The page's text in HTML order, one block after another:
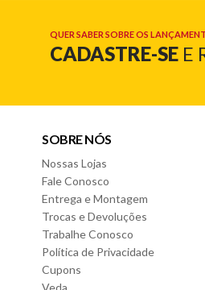
Informações Técnicas da
- Modelo: Elisa
- Material: 100% MDP
- Capacidade: 120kg (cada)
Cor da Mesa:
- Branco
Cor da Cadeira:
- Vermelho/Preto
Características da Mesa:
- Tampo de 25mm
QUER SABER SOBRE OS
CADASTRE-SE E
SOBRE NÓS
Nossas Lojas
Fale Conosco
Entrega e Montagem
Trocas e Devoluções
Trabalhe Conosco
Política de Privacidade
Cupons
Veda